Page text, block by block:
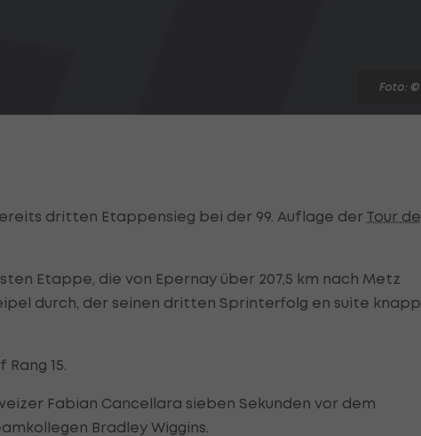
Foto: ©
dritten Etappensieg bei der 99. Auflage der Tour de
Etappe, die von Epernay über 207,5 km nach Metz
durch, der seinen dritten Sprinterfolg en suite knapp
15.
Fabian Cancellara sieben Sekunden vor dem
Bradley Wiggins.